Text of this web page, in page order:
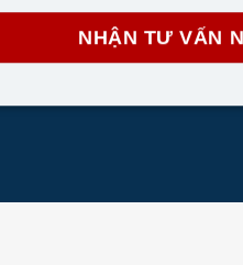
NHẬN TƯ VẤN